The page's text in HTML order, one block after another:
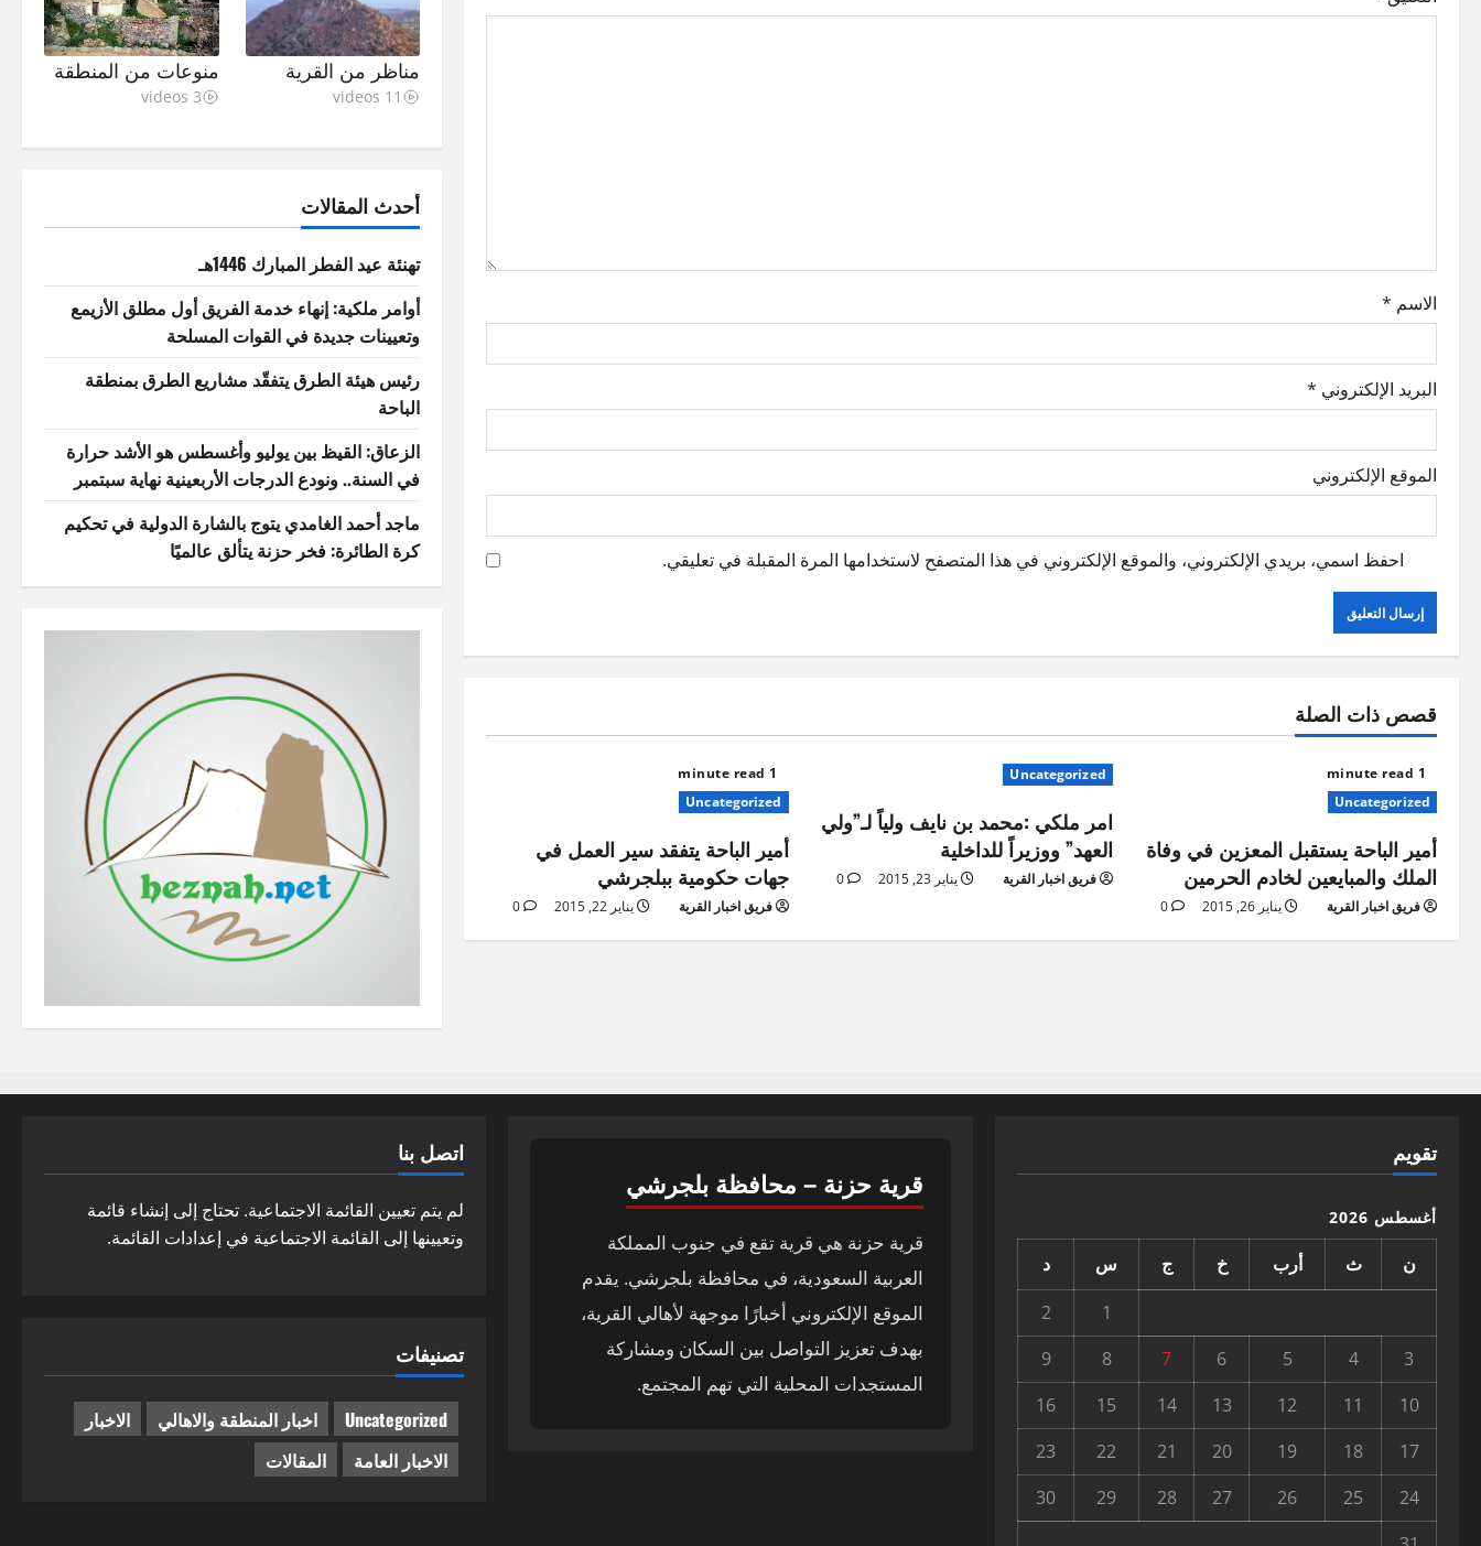
v
i
o
n
الاسم *
البريد الإلكتروني *
الموقع الإلكتروني
احفظ اسمي، بريدي الإلكتروني، والموقع الإلكتروني في هذا المتصفح لاستخدامها المرة المقبلة في تعليقي.
قصص ذات الصلة
1 minute read
Uncategorized
أمير الباحة يستقبل المعزين في وفاة
الملك والمبايعين لخادم الحرمين
فريق اخبار القرية يناير 26, 2015 0
Uncategorized
امر ملكي :محمد بن نايف ولياً لـ”ولي
العهد” ووزيراً للداخلية
فريق اخبار القرية يناير 23, 2015 0
1 minute read
Uncategorized
أمير الباحة يتفقد سير العمل في
جهات حكومية ببلجرشي
فريق اخبار القرية يناير 22, 2015 0
مناظر من القرية
11 videos
منوعات من المنطقة
3 videos
أحدث المقالات
تهنئة عيد الفطر المبارك 1446هـ
أوامر ملكية: إنهاء خدمة الفريق أول مطلق الأزيمع
وتعيينات جديدة في القوات المسلحة
رئيس هيئة الطرق يتفقّد مشاريع الطرق بمنطقة
الباحة
الزعاق: القيظ بين يوليو وأغسطس هو الأشد حرارة
في السنة.. ونودع الدرجات الأربعينية نهاية سبتمبر
ماجد أحمد الغامدي يتوج بالشارة الدولية في تحكيم
كرة الطائرة: فخر حزنة يتألق عالميًا
تقويم
أغسطس 2026
ن ث أرب خ ج س
د
1
2
3
4
5
6
7
8
9
10
11
12
13
14
15
16
17
18
19
20
21
22
23
24
25
26
27
28
29
30
قرية حزنة – محافظة بلجرشي
قرية حزنة هي قرية تقع في جنوب المملكة
العربية السعودية، في محافظة بلجرشي. يقدم
الموقع الإلكتروني أخبارًا موجهة لأهالي القرية،
بهدف تعزيز التواصل بين السكان ومشاركة
المستجدات المحلية التي تهم المجتمع.
اتصل بنا
لم يتم تعيين القائمة الاجتماعية. تحتاج إلى إنشاء قائمة
وتعيينها إلى القائمة الاجتماعية في إعدادات القائمة.
تصنيفات
Uncategorized اخبار المنطقة والاهالي
الاخبار
الاخبار العامة
المقالات